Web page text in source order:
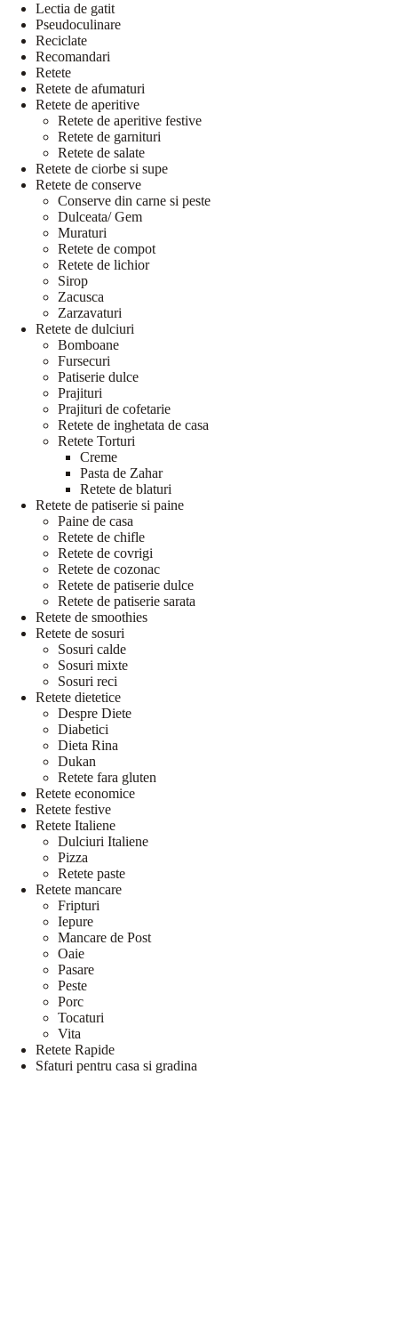
Lectia de gatit
Pseudoculinare
Reciclate
Recomandari
Retete
Retete de afumaturi
Retete de aperitive
Retete de aperitive festive
Retete de garnituri
Retete de salate
Retete de ciorbe si supe
Retete de conserve
Conserve din carne si peste
Dulceata/ Gem
Muraturi
Retete de compot
Retete de lichior
Sirop
Zacusca
Zarzavaturi
Retete de dulciuri
Bomboane
Fursecuri
Patiserie dulce
Prajituri
Prajituri de cofetarie
Retete de inghetata de casa
Retete Torturi
Creme
Pasta de Zahar
Retete de blaturi
Retete de patiserie si paine
Paine de casa
Retete de chifle
Retete de covrigi
Retete de cozonac
Retete de patiserie dulce
Retete de patiserie sarata
Retete de smoothies
Retete de sosuri
Sosuri calde
Sosuri mixte
Sosuri reci
Retete dietetice
Despre Diete
Diabetici
Dieta Rina
Dukan
Retete fara gluten
Retete economice
Retete festive
Retete Italiene
Dulciuri Italiene
Pizza
Retete paste
Retete mancare
Fripturi
Iepure
Mancare de Post
Oaie
Pasare
Peste
Porc
Tocaturi
Vita
Retete Rapide
Sfaturi pentru casa si gradina